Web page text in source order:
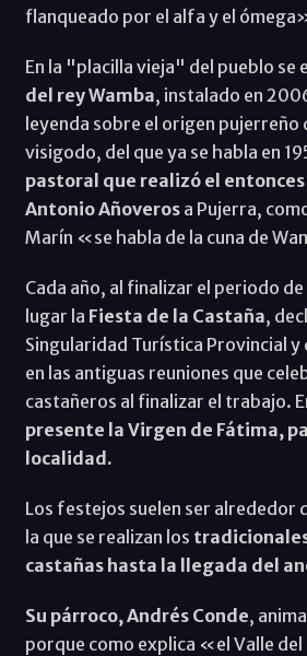
flanqueado por el alfa y el
En la "placilla vieja" del pueblo se
del rey Wamba, instalado en
leyenda sobre el origen pujerreño
visigodo, del que ya se habla en
pastoral que realizó el
Antonio Añoverosa Pujerra,
Marín «se habla de la cuna de
Cada año, al finalizar el periodo
lugar la Fiesta de la Castaña,
Singularidad Turística Provincial y
en las antiguas reuniones que
castañeros al finalizar el trabajo.
presente la Virgen de Fátima,
localidad.
Los festejos suelen ser alrededor
la que se realizan los
castañas hasta la llegada del
Su párroco, Andrés Conde,
porque como explica «el Valle del